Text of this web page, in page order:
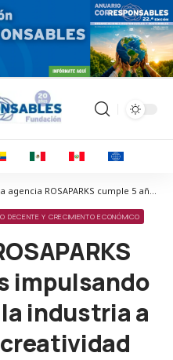
Corresponsables > Buen gobierno > La agencia ROSAPARKS cumple 5 años impulsando un cambio en la industria a través de la creatividad
DECENTE Y CRECIMIENTO ECONÓMICO
impulsando
industria a